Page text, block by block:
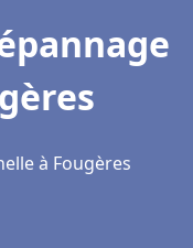
à Fougères